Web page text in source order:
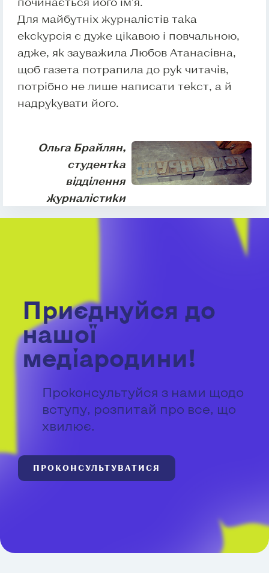
Для майбутніх журналістів така
екскурсія є дуже цікавою і повчальною,
адже, як зауважила Любов Атанасівна,
щоб газета потрапила до рук читачів,
потрібно не лише написати текст, а й
надрукувати його.
Ольга Брайлян,
студентка
відділення
журналістики
Приєднуйся до
нашої
медіародини!
Проконсультуйся з нами щодо
вступу, розпитай про все, що
хвилює.
ПРОКОНСУЛЬТУВАТИСЯ